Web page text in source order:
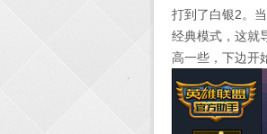
打到了白银2。
经典模式，这就
高一些，下边开